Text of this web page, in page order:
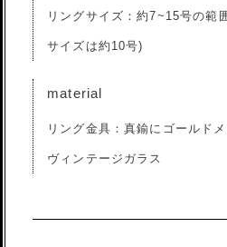
リングサイズ：約7~15号の範
サイズは約10号)
material
リング金具：真鍮にゴールド
ヴィンテージガラス